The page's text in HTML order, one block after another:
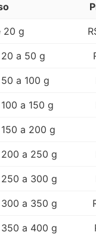
20 g
a 50 g
a 100 g
a 150 g
a 200 g
200 a 250 g
250 a 300 g
300 a 350 g
350 a 400 g